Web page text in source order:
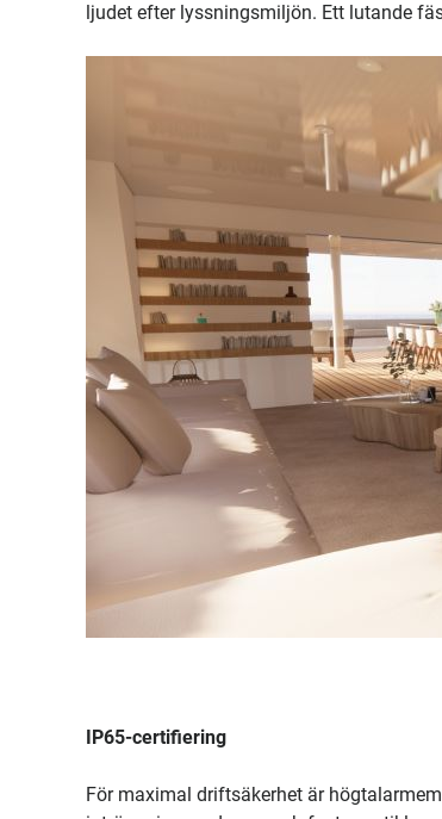
ljudet efter lyssningsmiljön. Ett lutande
IP65-certifiering
För maximal driftsäkerhet är